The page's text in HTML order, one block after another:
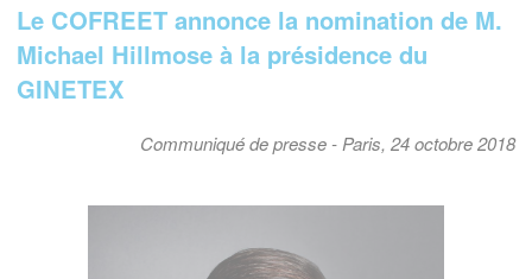
Le COFREET annonce la nomination de M.
Michael Hillmose à la présidence du
GINETEX
Communiqué de presse - Paris, 24 octobre 2018